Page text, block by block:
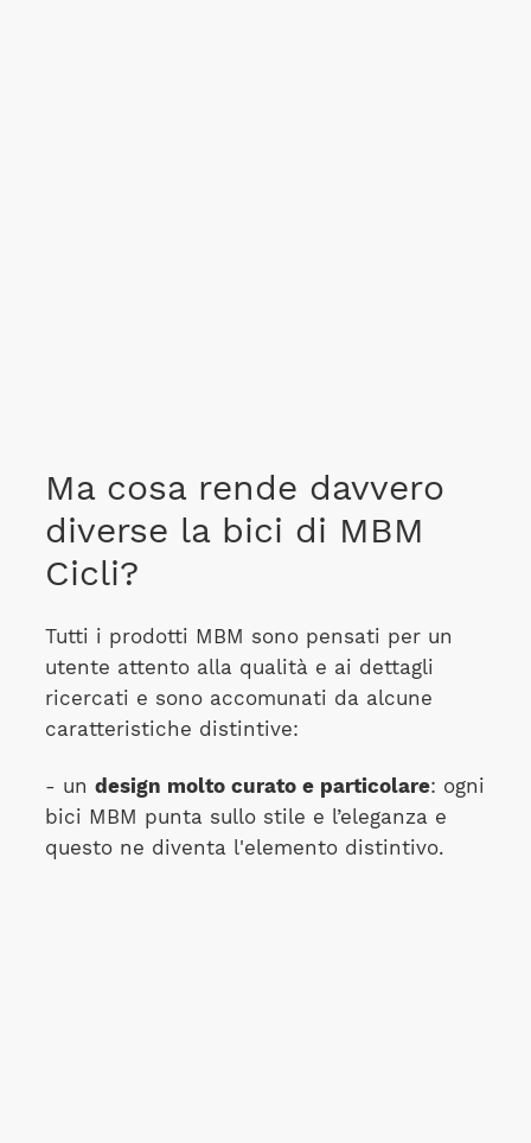
Ma cosa rende davvero
diverse la bici di MBM
Cicli?
Tutti i prodotti MBM sono pensati per un
utente attento alla qualità e ai dettagli
ricercati e sono accomunati da alcune
caratteristiche distintive:
- un design molto curato e particolare: ogni
bici MBM punta sullo stile e l’eleganza e
questo ne diventa l'elemento distintivo.